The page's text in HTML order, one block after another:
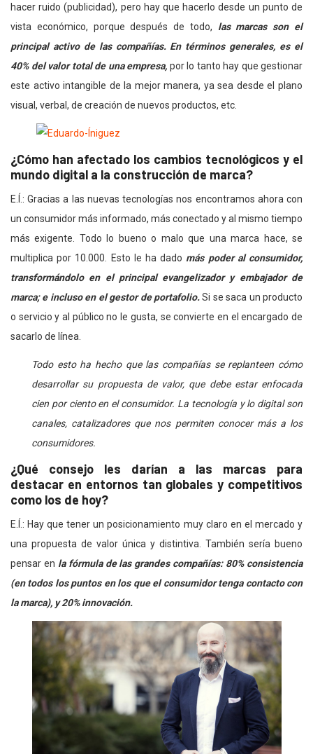
hacer ruido (publicidad), pero hay que hacerlo desde un punto de
vista económico, porque después de todo, las marcas son el
principal activo de las compañías. En términos generales, es el
40% del valor total de una empresa, por lo tanto hay que gestionar
este activo intangible de la mejor manera, ya sea desde el plano
visual, verbal, de creación de nuevos productos, etc.
¿Cómo han afectado los cambios tecnológicos y el
mundo digital a la construcción de marca?
E.Í.: Gracias a las nuevas tecnologías nos encontramos ahora con
un consumidor más informado, más conectado y al mismo tiempo
más exigente. Todo lo bueno o malo que una marca hace, se
multiplica por 10.000. Esto le ha dado más poder al consumidor,
transformándolo en el principal evangelizador y embajador de
marca; e incluso en el gestor de portafolio.Si se saca un producto
o servicio y al público no le gusta, se convierte en el encargado de
sacarlo de línea.
Todo esto ha hecho que las compañías se replanteen cómo
desarrollar su propuesta de valor, que debe estar enfocada
cien por ciento en el consumidor. La tecnología y lo digital son
canales, catalizadores que nos permiten conocer más a los
consumidores.
¿Qué consejo les darían a las marcas para
destacar en entornos tan globales y competitivos
como los de hoy?
E.Í.: Hay que tener un posicionamiento muy claro en el mercado y
una propuesta de valor única y distintiva. También sería bueno
pensar en la fórmula de las grandes compañías: 80% consistencia
(en todos los puntos en los que el consumidor tenga contacto con
la marca), y 20% innovación.